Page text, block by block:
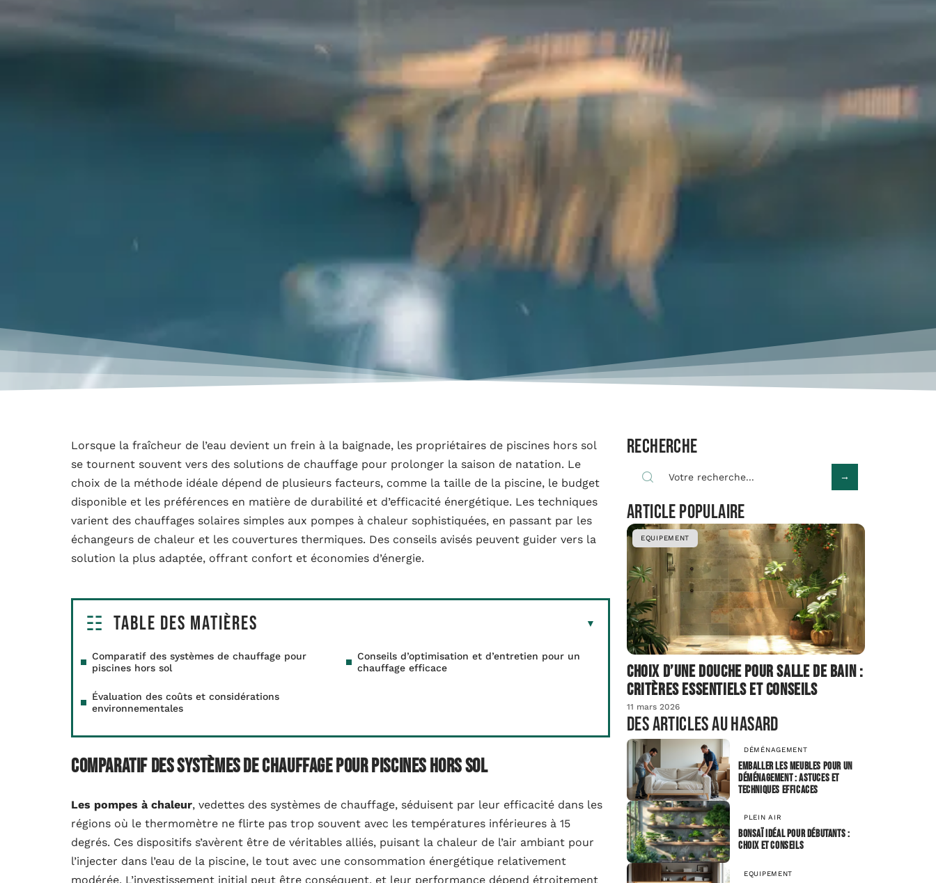
Lorsque la fraîcheur de l’eau devient un frein à la baignade, les propriétaires de piscines hors sol
se tournent souvent vers des solutions de chauffage pour prolonger la saison de natation. Le
choix de la méthode idéale dépend de plusieurs facteurs, comme la taille de la piscine, le budget
disponible et les préférences en matière de durabilité et d’efficacité énergétique. Les techniques
varient des chauffages solaires simples aux pompes à chaleur sophistiquées, en passant par les
échangeurs de chaleur et les couvertures thermiques. Des conseils avisés peuvent guider vers la
solution la plus adaptée, offrant confort et économies d’énergie.
Table des matières
Comparatif des systèmes de chauffage pour
piscines hors sol
Conseils d’optimisation et d’entretien pour un
chauffage efficace
Évaluation des coûts et considérations
environnementales
Comparatif des systèmes de chauffage pour piscines hors sol
Les pompes à chaleur, vedettes des systèmes de chauffage, séduisent par leur efficacité dans les
régions où le thermomètre ne flirte pas trop souvent avec les températures inférieures à 15
degrés. Ces dispositifs s’avèrent être de véritables alliés, puisant la chaleur de l’air ambiant pour
l’injecter dans l’eau de la piscine, le tout avec une consommation énergétique relativement
modérée. L’investissement initial peut être conséquent, et leur performance dépend étroitement
Recherche
Article populaire
EQUIPEMENT
Choix d’une douche pour salle de bain :
critères essentiels et conseils
11 mars 2026
Des articles au hasard
DÉMÉNAGEMENT
Emballer les meubles pour un
déménagement : astuces et
techniques efficaces
PLEIN AIR
Bonsaï idéal pour débutants :
choix et conseils
EQUIPEMENT